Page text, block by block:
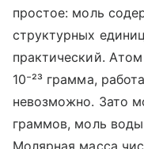
простое: моль
структурных
практический.
10⁻²³ грамма,
невозможно. Зато
граммов, моль